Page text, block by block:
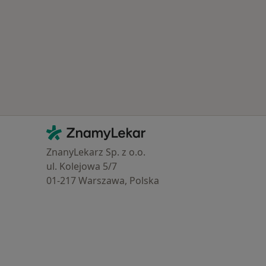
Kontakt
ZnamyLekar - Hlavní stránka
ZnanyLekarz Sp. z o.o.
ul. Kolejowa 5/7
01-217 Warszawa, Polska